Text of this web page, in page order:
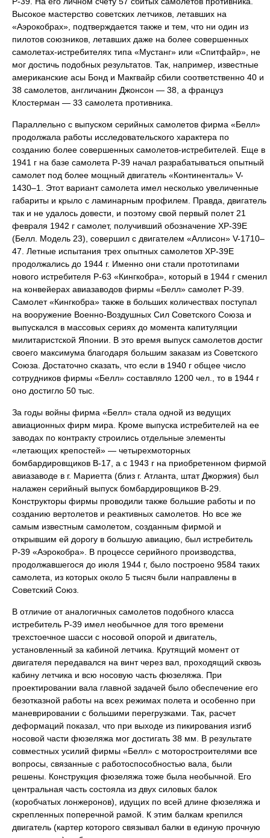
Высокое мастерство советских летчиков, летавших на
«Аэрокобрах», подтверждается также и тем, что ни один из
пилотов союзников, летавших даже на более совершенных
самолетах-истребителях типа «Мустанг» или «Спитфайр», не
мог достичь подобных результатов. Так, например, известные
американские асы Бонд и Макгвайр сбили соответственно 40 и
38 самолетов, англичанин Джонсон — 38, а француз
Клостерман — 33 самолета противника.
Параллельно с выпуском серийных самолетов фирма «Белл»
продолжала работы исследовательского характера по
созданию более совершенных самолетов-истребителей. Еще в
1941 г на базе самолета Р-39 начал разрабатываться опытный
самолет под более мощный двигатель «Континенталь» V-
1430–1. Этот вариант самолета имел несколько увеличенные
габариты и крыло с ламинарным профилем. Правда, двигатель
так и не удалось довести, и поэтому свой первый полет 21
февраля 1942 г самолет, получивший обозначение ХР-39Е
(Белл. Модель 23), совершил с двигателем «Аллисон» V-1710–
47. Летные испытания трех опытных самолетов ХР-39Е
продолжались до 1944 г. Именно они стали прототипами
нового истребителя Р-63 «Кингкобра», который в 1944 г сменил
на конвейерах авиазаводов фирмы «Белл» самолет Р-39.
Самолет «Кингкобра» также в больших количествах поступал
на вооружение Военно-Воздушных Сил Советского Союза и
выпускался в массовых сериях до момента капитуляции
милитаристской Японии. В это время выпуск самолетов достиг
своего максимума благодаря большим заказам из Советского
Союза. Достаточно сказать, что если в 1940 г общее число
сотрудников фирмы «Белл» составляло 1200 чел., то в 1944 г
оно достигло 50 тыс.
За годы войны фирма «Белл» стала одной из ведущих
авиационных фирм мира. Кроме выпуска истребителей на ее
заводах по контракту строились отдельные элементы
«летающих крепостей» — четырехмоторных
бомбардировщиков В-17, а с 1943 г на приобретенном фирмой
авиазаводе в г. Мариетта (близ г. Атланта, штат Джоржия) был
налажен серийный выпуск бомбардировщиков В-29.
Конструкторы фирмы проводили также большие работы и по
созданию вертолетов и реактивных самолетов. Но все же
самым известным самолетом, созданным фирмой и
открывшим ей дорогу в большую авиацию, был истребитель
Р-39 «Аэрокобра». В процессе серийного производства,
продолжавшегося до июля 1944 г, было построено 9584 таких
самолета, из которых около 5 тысяч были направлены в
Советский Союз.
В отличие от аналогичных самолетов подобного класса
истребитель Р-39 имел необычное для того времени
трехстоечное шасси с носовой опорой и двигатель,
установленный за кабиной летчика. Крутящий момент от
двигателя передавался на винт через вал, проходящий сквозь
кабину летчика и всю носовую часть фюзеляжа. При
проектировании вала главной задачей было обеспечение его
безотказной работы на всех режимах полета и особенно при
маневрировании с большими перегрузками. Так, расчет
деформаций показал, что при выходе из пикирования изгиб
носовой части фюзеляжа мог достигать 38 мм. В результате
совместных усилий фирмы «Белл» с моторостроителями все
вопросы, связанные с работоспособностью вала, были
решены. Конструкция фюзеляжа тоже была необычной. Его
центральная часть состояла из двух силовых балок
(коробчатых лонжеронов), идущих по всей длине фюзеляжа и
скрепленных поперечной рамой. К этим балкам крепился
двигатель (картер которого связывал балки в единую прочную